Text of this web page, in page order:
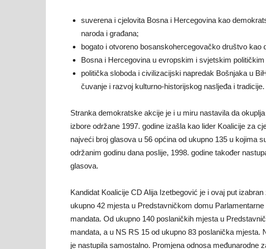
suverena i cjelovita Bosna i Hercegovina kao
naroda i građana;
bogato i otvoreno bosanskohercegovačko društvo kao
Bosna i Hercegovina u evropskim i svjetskim
politička sloboda i civilizacijski napredak Bošnjaka u
čuvanje i razvoj kulturno-historijskog nasljeđa i tradicije.
Stranka demokratske akcije je i u miru nastavila da
izbore održane 1997. godine izašla kao lider Koalicije za
najveći broj glasova u 56 općina od ukupno 135 u kojima
održanim godinu dana poslije, 1998. godine također
glasova.
Kandidat Koalicije CD Alija Izetbegović je i ovaj put
ukupno 42 mjesta u Predstavničkom domu
mandata. Od ukupno 140 poslaničkih mjesta u
mandata, a u NS RS 15 od ukupno 83 poslanička
je nastupila samostalno. Promjena odnosa međunarodne